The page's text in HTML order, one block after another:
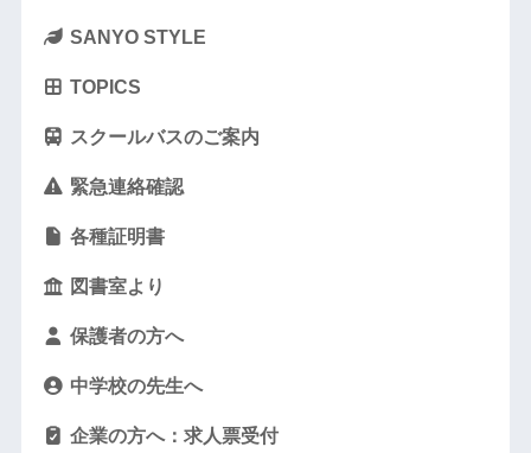
SANYO STYLE
TOPICS
スクールバスのご案内
緊急連絡確認
各種証明書
図書室より
保護者の方へ
中学校の先生へ
企業の方へ：求人票受付